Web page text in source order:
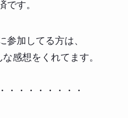
です。
参加してる方は、
感想をくれてます。
・・・・・・・・